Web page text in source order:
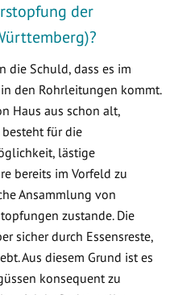
der
die Schuld, dass es im
den Rohrleitungen kommt.
Haus aus schon alt,
für die
lästige
bereits im Vorfeld zu
Ansammlung von
zustande. Die
sicher durch Essensreste,
Aus diesem Grund ist es
konsequent zu